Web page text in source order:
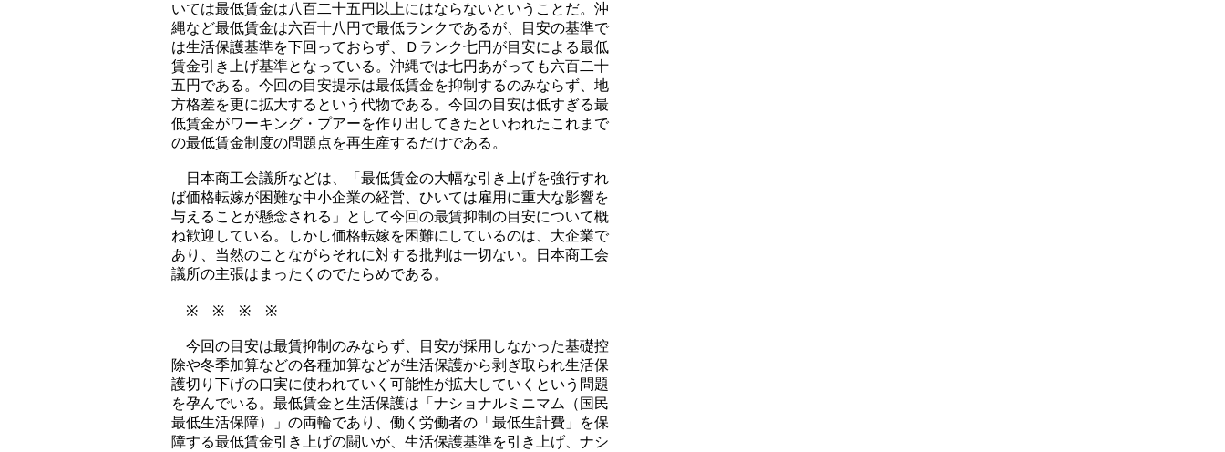
いては最低賃金は八百二十五円以上にはならないということだ。沖
縄など最低賃金は六百十八円で最低ランクであるが、目安の基準で
は生活保護基準を下回っておらず、Ｄランク七円が目安による最低
賃金引き上げ基準となっている。沖縄では七円あがっても六百二十
五円である。今回の目安提示は最低賃金を抑制するのみならず、地
方格差を更に拡大するという代物である。今回の目安は低すぎる最
低賃金がワーキング・プアーを作り出してきたといわれたこれまで
の最低賃金制度の問題点を再生産するだけである。
日本商工会議所などは、「最低賃金の大幅な引き上げを強行すれ
ば価格転嫁が困難な中小企業の経営、ひいては雇用に重大な影響を
与えることが懸念される」として今回の最賃抑制の目安について概
ね歓迎している。しかし価格転嫁を困難にしているのは、大企業で
あり、当然のことながらそれに対する批判は一切ない。日本商工会
議所の主張はまったくのでたらめである。
※ ※ ※ ※
今回の目安は最賃抑制のみならず、目安が採用しなかった基礎控
除や冬季加算などの各種加算などが生活保護から剥ぎ取られ生活保
護切り下げの口実に使われていく可能性が拡大していくという問題
を孕んでいる。最低賃金と生活保護は「ナショナルミニマム（国民
最低生活保障）」の両輪であり、働く労働者の「最低生計費」を保
障する最低賃金引き上げの闘いが、生活保護基準を引き上げ、ナシ